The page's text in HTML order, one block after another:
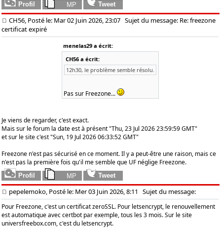
CH56, Posté le: Mar 02 Juin 2026, 23:07 Sujet du message: Re: freezone
certificat expiré
menelas29 a écrit:
CH56 a écrit:
12h30, le problème semble résolu.
Pas sur Freezone...
Je viens de regarder, c'est exact.
Mais sur le forum la date est à présent "Thu, 23 Jul 2026 23:59:59 GMT"
et sur le site c'est "Sun, 19 Jul 2026 06:33:52 GMT"
Freezone n'est pas sécurisé en ce moment. Il y a peut-être une raison, mais ce
n'est pas la première fois qu'il me semble que UF néglige Freezone.
pepelemoko, Posté le: Mer 03 Juin 2026, 8:11 Sujet du message:
Pour Freezone, c'est un certificat zeroSSL. Pour letsencrypt, le renouvellement
est automatique avec certbot par exemple, tous les 3 mois. Sur le site
universfreebox.com, c'est du letsencrypt.